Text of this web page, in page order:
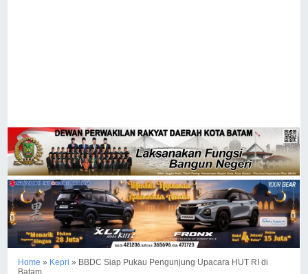
Home » Kepri » BBDC Siap Pukau Pengunjung Upacara HUT RI di
Batam